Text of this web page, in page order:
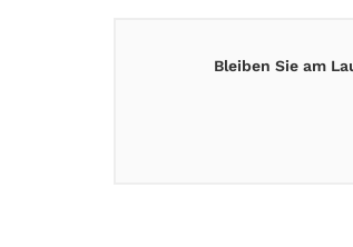
Bleiben Sie am